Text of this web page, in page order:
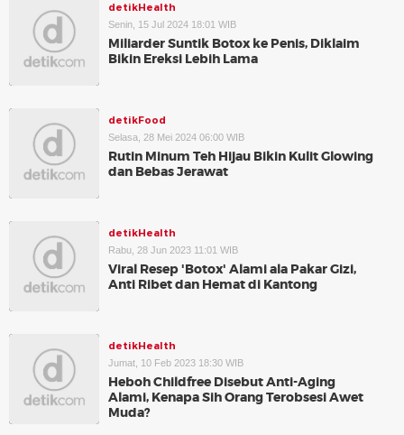
detikHealth
Senin, 15 Jul 2024 18:01 WIB
Miliarder Suntik Botox ke Penis, Diklaim
Bikin Ereksi Lebih Lama
detikFood
Selasa, 28 Mei 2024 06:00 WIB
Rutin Minum Teh Hijau Bikin Kulit Glowing
dan Bebas Jerawat
detikHealth
Rabu, 28 Jun 2023 11:01 WIB
Viral Resep 'Botox' Alami ala Pakar Gizi,
Anti Ribet dan Hemat di Kantong
detikHealth
Jumat, 10 Feb 2023 18:30 WIB
Heboh Childfree Disebut Anti-Aging
Alami, Kenapa Sih Orang Terobsesi Awet
Muda?